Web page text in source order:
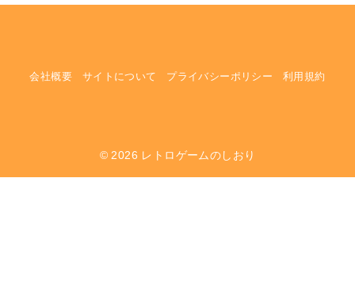
会社概要 サイトについて プライバシーポリシー 利用規約
© 2026 レトロゲームのしおり